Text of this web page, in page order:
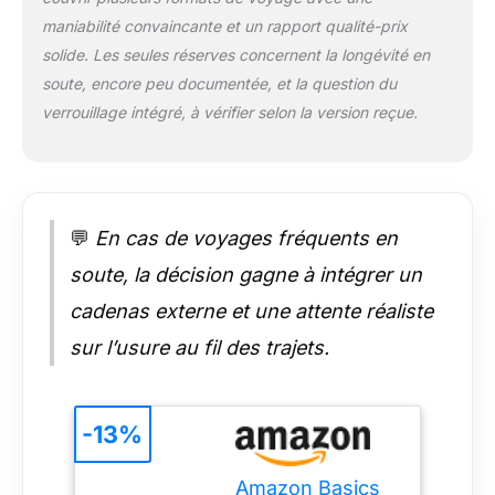
EXTENSIBLE : Les
grandes valises et les
valises à main offrent
un design extensible,
offrant jusqu’à 15 %
d’espace en plus afin
FACILE À
TRANSPORTER :
Toutes les pièces
s’emboîtent les unes
un rangement peu
que le sac fourre-
tout et le sac de
voyage compact
maniabilité convaincante et un rapport qualité-prix
solide. Les seules réserves concernent la longévité en
soute, encore peu documentée, et la question du
verrouillage intégré, à vérifier selon la version reçue.
💬 En cas de voyages fréquents en
soute, la décision gagne à intégrer un
cadenas externe et une attente réaliste
sur l’usure au fil des trajets.
Amazon Basics
-13%